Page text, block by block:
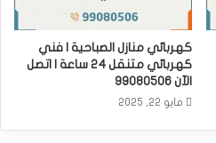
كهربائي منازل الصباحية | فني
كهربائي متنقل 24 ساعة | اتصل
الآن 99080506
مايو 22, 2025